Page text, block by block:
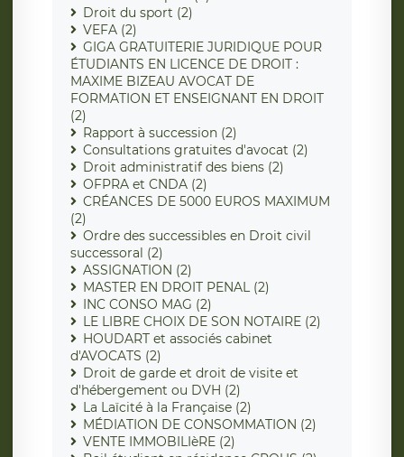
Droit du sport (2)
VEFA (2)
GIGA GRATUITERIE JURIDIQUE POUR
ÉTUDIANTS EN LICENCE DE DROIT :
MAXIME BIZEAU AVOCAT DE
FORMATION ET ENSEIGNANT EN DROIT
(2)
Rapport à succession (2)
Consultations gratuites d'avocat (2)
Droit administratif des biens (2)
OFPRA et CNDA (2)
CRÉANCES DE 5000 EUROS MAXIMUM
(2)
Ordre des successibles en Droit civil
successoral (2)
ASSIGNATION (2)
MASTER EN DROIT PENAL (2)
INC CONSO MAG (2)
LE LIBRE CHOIX DE SON NOTAIRE (2)
HOUDART et associés cabinet
d'AVOCATS (2)
Droit de garde et droit de visite et
d'hébergement ou DVH (2)
La Laïcité à la Française (2)
MÉDIATION DE CONSOMMATION (2)
VENTE IMMOBILIèRE (2)